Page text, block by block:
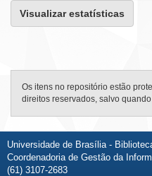
Visualizar estatísticas
Os itens no repositório estão
direitos reservados, salvo
Universidade de Brasília -
Coordenadoria de Gestão da
(61) 3107-2683